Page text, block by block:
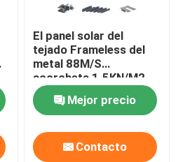
El panel solar del
tejado Frameless del
metal 88M/S
acorcheta 1.5KN/M2
acanalado
Mejor precio
Contacto